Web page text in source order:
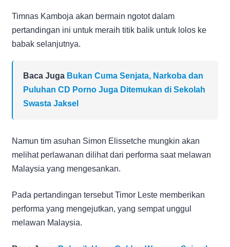
Timnas Kamboja akan bermain ngotot dalam
pertandingan ini untuk meraih titik balik untuk lolos ke
babak selanjutnya.
Baca Juga Bukan Cuma Senjata, Narkoba dan
Puluhan CD Porno Juga Ditemukan di Sekolah
Swasta Jaksel
Namun tim asuhan Simon Elissetche mungkin akan
melihat perlawanan dilihat dari performa saat melawan
Malaysia yang mengesankan.
Pada pertandingan tersebut Timor Leste memberikan
performa yang mengejutkan, yang sempat unggul
melawan Malaysia.